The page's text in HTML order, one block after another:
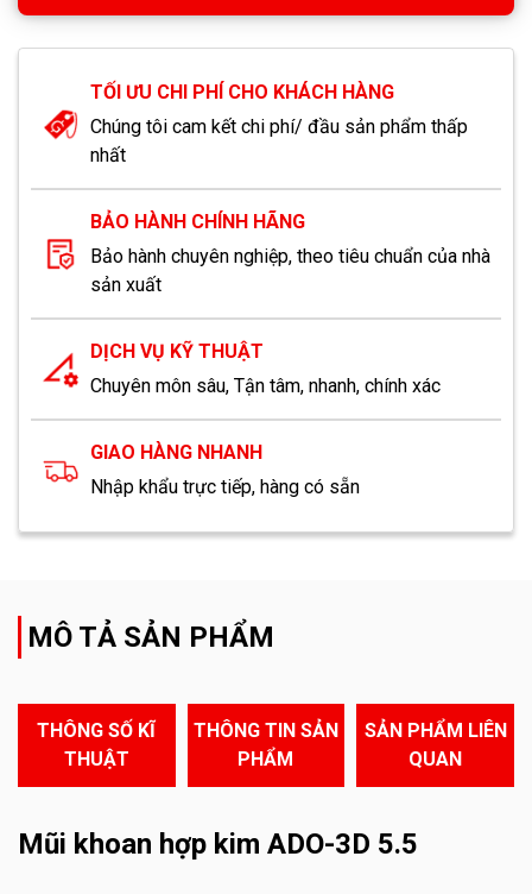
TỐI ƯU CHI PHÍ CHO KHÁCH HÀNG
Chúng tôi cam kết chi phí/ đầu sản phẩm thấp
nhất
BẢO HÀNH CHÍNH HÃNG
Bảo hành chuyên nghiệp, theo tiêu chuẩn của nhà
sản xuất
DỊCH VỤ KỸ THUẬT
Chuyên môn sâu, Tận tâm, nhanh, chính xác
GIAO HÀNG NHANH
Nhập khẩu trực tiếp, hàng có sẵn
MÔ TẢ SẢN PHẨM
THÔNG SỐ KĨ
THUẬT
THÔNG TIN SẢN
PHẨM
SẢN PHẨM LIÊN
QUAN
Mũi khoan hợp kim ADO-3D 5.5